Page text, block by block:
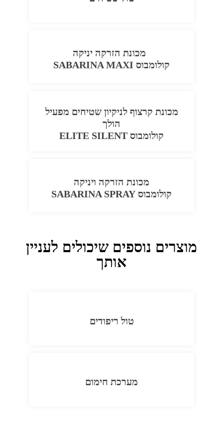
מכונת הזרקה יניקה
קולומבוס SABARINA MAXI
מכונת קרצוף לניקיון שטיחים מפעיל
הולך
קולומבוס ELITE SILENT
מכונת הזרקה ויניקה
קולומבוס SABARINA SPRAY
מוצרים נוספים שיכולים לעניין
אותך
טול ריפודים
מערכת חימום